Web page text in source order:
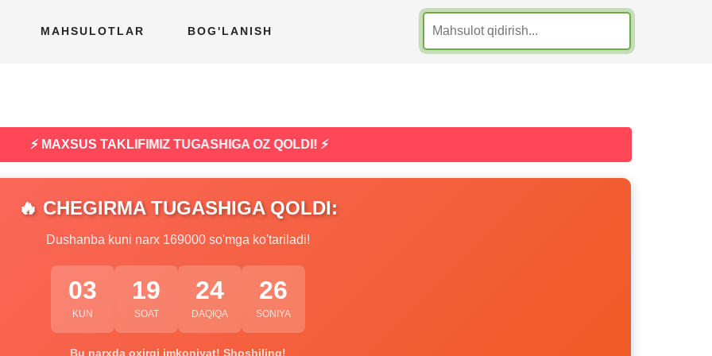
MAHSULOTLAR BOG'LANISH
⚡ MAXSUS TAKLIFIMIZ TUGASHIGA OZ QOLDI! ⚡
🔥 CHEGIRMA TUGASHIGA QOLDI:
Dushanba kuni narx 169000 so'mga ko'tariladi!
03
KUN
19
SOAT
24
DAQIQA
25
SONIYA
Bu narxda oxirgi imkoniyat! Shoshiling!